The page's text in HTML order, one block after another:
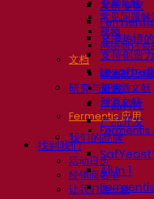
专家见解
常见问题解
视频
网络研讨会
文档
啤酒技巧与
葡萄酒文献
烈酒文献
Fermentis 应用
Fermentis
找到我们
活动日历
经销商名单
让我们谈一谈
发酵专家
充满热情
支持创造力
Lesaffre
研究与开发
产品特性
产品开发
我们的品牌
All In 1